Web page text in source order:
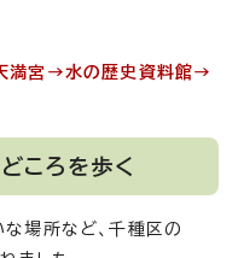
満宮→水の歴史資料館→
ころを歩く
場所など、千種区の